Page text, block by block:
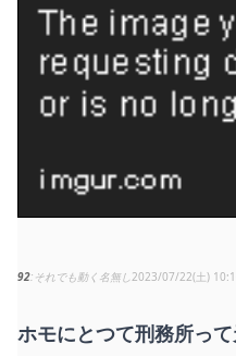
92 それでも動く名無し2023/07/22(土)
ホモにとつて刑務所っ